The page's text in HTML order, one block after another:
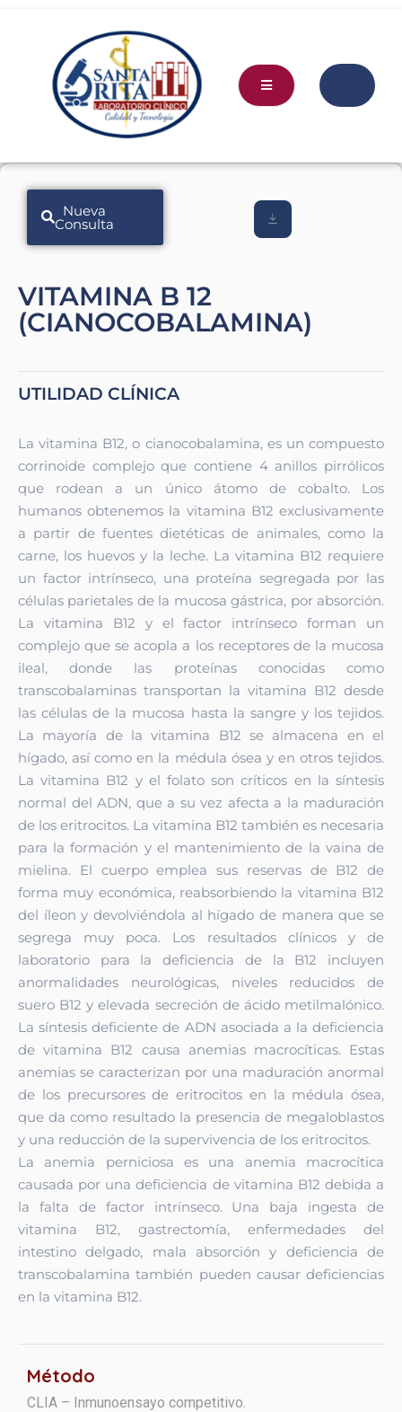
Nueva
Consulta
VITAMINA B 12
(CIANOCOBALAMINA)
UTILIDAD CLÍNICA
La vitamina B12, o cianocobalamina, es un compuesto
corrinoide complejo que contiene 4 anillos pirrólicos
que rodean a un único átomo de cobalto. Los
humanos obtenemos la vitamina B12 exclusivamente
a partir de fuentes dietéticas de animales, como la
carne, los huevos y la leche. La vitamina B12 requiere
un factor intrínseco, una proteína segregada por las
células parietales de la mucosa gástrica, por absorción.
La vitamina B12 y el factor intrínseco forman un
complejo que se acopla a los receptores de la mucosa
ileal, donde las proteínas conocidas como
transcobalaminas transportan la vitamina B12 desde
las células de la mucosa hasta la sangre y los tejidos.
La mayoría de la vitamina B12 se almacena en el
hígado, así como en la médula ósea y en otros tejidos.
La vitamina B12 y el folato son críticos en la síntesis
normal del ADN, que a su vez afecta a la maduración
de los eritrocitos. La vitamina B12 también es necesaria
para la formación y el mantenimiento de la vaina de
mielina. El cuerpo emplea sus reservas de B12 de
forma muy económica, reabsorbiendo la vitamina B12
del íleon y devolviéndola al hígado de manera que se
segrega muy poca. Los resultados clínicos y de
laboratorio para la deficiencia de la B12 incluyen
anormalidades neurológicas, niveles reducidos de
suero B12 y elevada secreción de ácido metilmalónico.
La síntesis deficiente de ADN asociada a la deficiencia
de vitamina B12 causa anemias macrocíticas. Estas
anemias se caracterizan por una maduración anormal
de los precursores de eritrocitos en la médula ósea,
que da como resultado la presencia de megaloblastos
y una reducción de la supervivencia de los eritrocitos.
La anemia perniciosa es una anemia macrocítica
causada por una deficiencia de vitamina B12 debida a
la falta de factor intrínseco. Una baja ingesta de
vitamina B12, gastrectomía, enfermedades del
intestino delgado, mala absorción y deficiencia de
transcobalamina también pueden causar deficiencias
en la vitamina B12.
Método
CLIA – Inmunoensayo competitivo.